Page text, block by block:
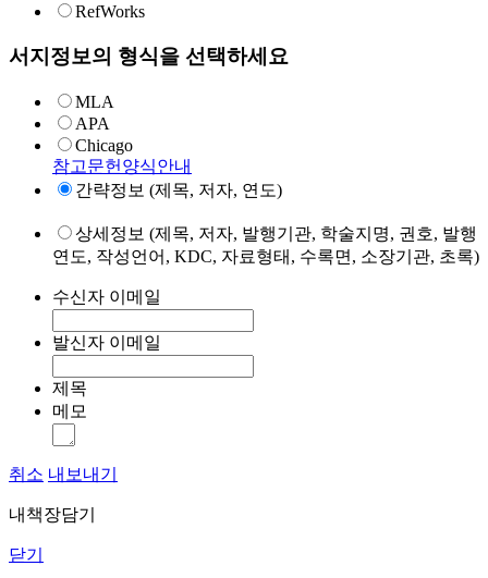
RefWorks
서지정보의 형식을 선택하세요
MLA
APA
Chicago
참고문헌양식안내
간략정보 (제목, 저자, 연도)
상세정보 (제목, 저자, 발행기관, 학술지명, 권호, 발행
연도, 작성언어, KDC, 자료형태, 수록면, 소장기관, 초록)
수신자 이메일
발신자 이메일
제목
메모
취소 내보내기
내책장담기
닫기